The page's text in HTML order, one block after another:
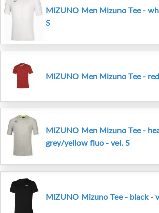
MIZUNO Men Mizuno Tee -
S
MIZUNO Men Mizuno Tee -
MIZUNO Men Mizuno Tee -
grey/yellow fluo - vel. S
MIZUNO Mizuno Tee - black -